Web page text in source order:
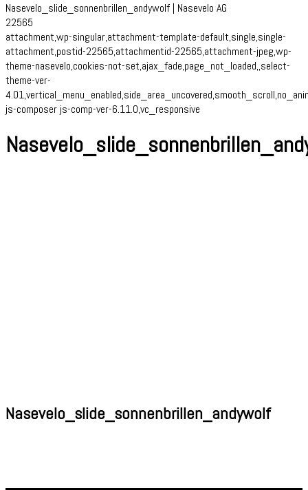
Nasevelo_slide_sonnenbrillen_andywolf | Nasevelo AG
22565
attachment,wp-singular,attachment-template-default,single,single-
attachment,postid-22565,attachmentid-22565,attachment-jpeg,wp-
theme-nasevelo,cookies-not-set,ajax_fade,page_not_loaded,,select-
theme-ver-
js-composer js-comp-ver-6.11.0,vc_responsive
Nasevelo_slide_sonnenbrillen_andywolf